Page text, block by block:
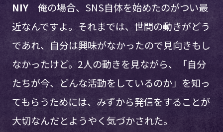
NIY俺の場合、SNS自体を始めたのがつい最
近なんですよ。それまでは、世間の動きがどう
であれ、自分は興味がなかったので見向きもし
なかったけど。2人の動きを見ながら、「自分
たちが今、どんな活動をしているのか」を知っ
てもらうためには、みずから発信をすることが
大切なんだとようやく気づかされた。